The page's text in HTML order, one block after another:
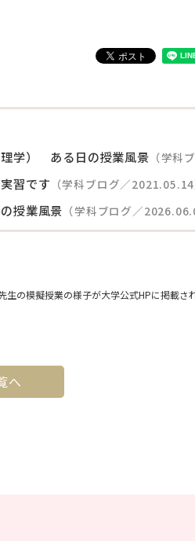
学） ある日の授業風景 （学科
習です （学科ブログ／2021.05.14
授業風景 （学科ブログ／
生の模擬授業の様子が大学公式HPに掲載さ
へ